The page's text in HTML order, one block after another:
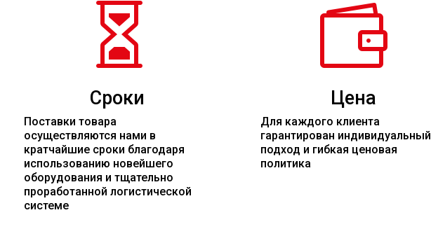

Сроки
Поставки товара
осуществляются нами в
кратчайшие сроки благодаря
использованию новейшего
оборудования и тщательно
проработанной логистической
системе

Цена
Для каждого клиента
гарантирован индивидуальный
подход и гибкая ценовая
политика